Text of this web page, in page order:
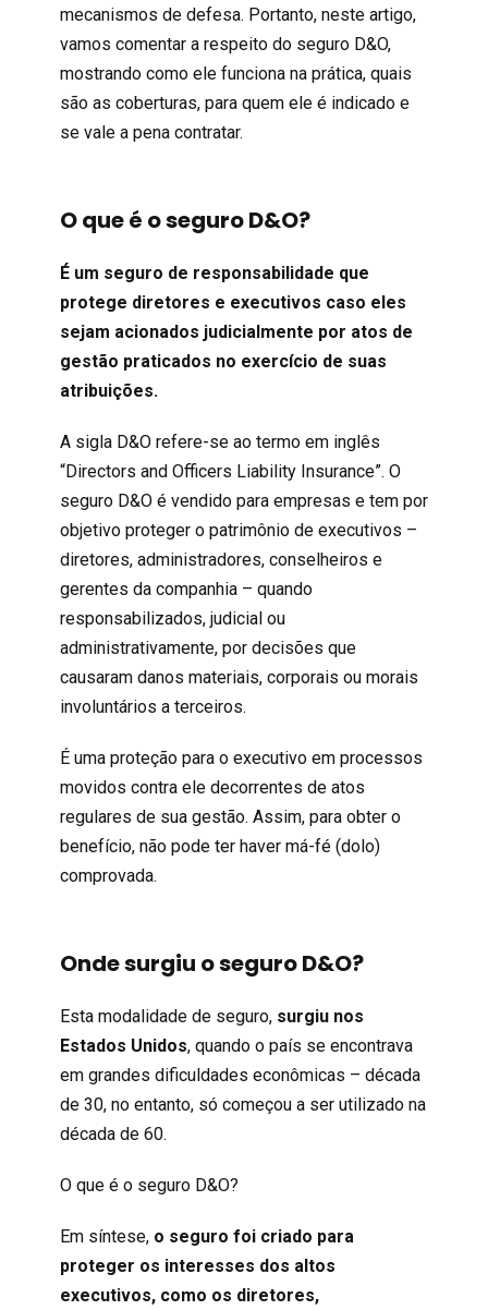
mecanismos de defesa. Portanto, neste artigo,
vamos comentar a respeito do seguro D&O,
mostrando como ele funciona na prática, quais
são as coberturas, para quem ele é indicado e
se vale a pena contratar.
O que é o seguro D&O?
É um seguro de responsabilidade que
protege diretores e executivos caso eles
sejam acionados judicialmente por atos de
gestão praticados no exercício de suas
atribuições.
A sigla D&O refere-se ao termo em inglês
“Directors and Officers Liability Insurance”. O
seguro D&O é vendido para empresas e tem por
objetivo proteger o patrimônio de executivos –
diretores, administradores, conselheiros e
gerentes da companhia – quando
responsabilizados, judicial ou
administrativamente, por decisões que
causaram danos materiais, corporais ou morais
involuntários a terceiros.
É uma proteção para o executivo em processos
movidos contra ele decorrentes de atos
regulares de sua gestão. Assim, para obter o
benefício, não pode ter haver má-fé (dolo)
comprovada.
Onde surgiu o seguro D&O?
Esta modalidade de seguro, surgiu nos
Estados Unidos, quando o país se encontrava
em grandes dificuldades econômicas – década
de 30, no entanto, só começou a ser utilizado na
década de 60.
O que é o seguro D&O?
Em síntese, o seguro foi criado para
proteger os interesses dos altos
executivos, como os diretores,